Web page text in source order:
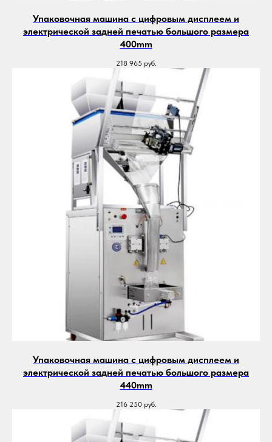
Упаковочная машина с цифровым дисплеем и
электрической задней печатью большого размера
400mm
218 965 руб.
Упаковочная машина с цифровым дисплеем и
электрической задней печатью большого размера
440mm
216 250 руб.